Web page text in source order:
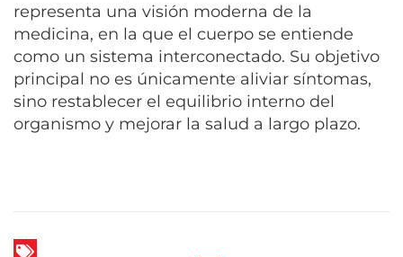
representa una visión moderna de la
medicina, en la que el cuerpo se entiende
como un sistema interconectado. Su objetivo
principal no es únicamente aliviar síntomas,
sino restablecer el equilibrio interno del
organismo y mejorar la salud a largo plazo.